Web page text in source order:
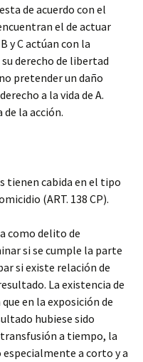
de acuerdo con el
el de actuar
y C actúan con la
derecho de libertad
pretender un daño
a la vida de A.
de la acción.
tienen cabida en el tipo
(ART. 138 CP).
como delito de
si se cumple la parte
si existe relación de
La existencia de
en la exposición de
hubiese sido
a tiempo, la
a corto y a